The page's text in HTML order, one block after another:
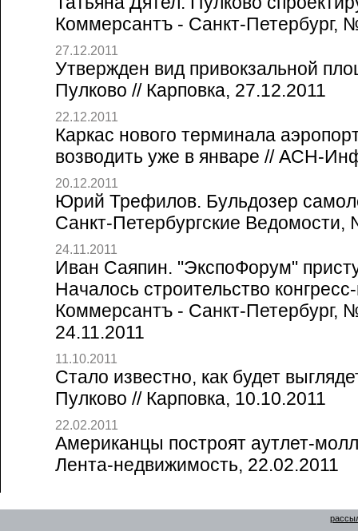
Коммерсантъ - Санкт-Петербург,
27.12.2011
Утвержден вид привокзальной
Пулково // Карповка, 27.12.2011
22.12.2011
Каркас нового терминала
возводить уже в январе // АСН-
20.12.2011
Юрий Трефилов. Бульдозер
Санкт-Петербургские
24.11.2011
Иван Саяпин. "ЭкспоФорум"
Началось строительство
Коммерсантъ - Санкт-Петербург,
24.11.2011
11.10.2011
Стало известно, как будет
Пулково // Карповка, 10.10.2011
22.02.2011
Американцы построят аутлет-
Лента-недвижимость, 22.02.2011